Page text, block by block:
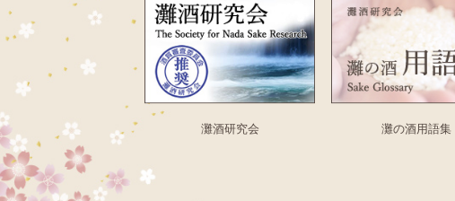
灘酒研究会 灘の酒用語集